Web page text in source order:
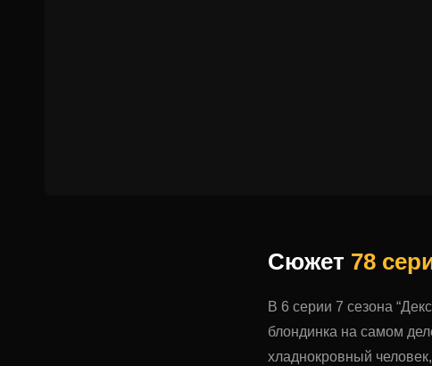
Сюжет 78
В 6 серии 7 сезона
блондинка на самом
хладнокровный